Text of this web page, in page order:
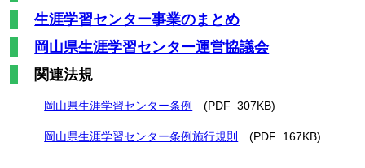
生涯学習センター事業のまとめ
岡山県生涯学習センター運営協議会
関連法規
岡山県生涯学習センター条例 (PDF 307KB)
岡山県生涯学習センター条例施行規則 (PDF 167KB)